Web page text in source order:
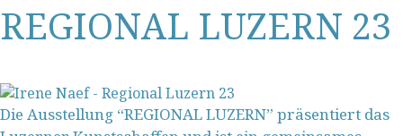
REGIONAL LUZERN 23
Die Ausstellung “REGIONAL LUZERN” präsentiert das